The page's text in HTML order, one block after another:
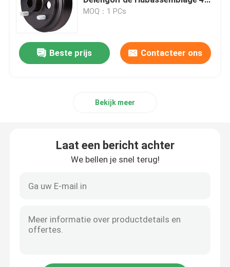
golfkar
Elektrogolfkar
Het Stootkussengloed van de golfkar
De Straatbanden van de golfkar
Golf Elektrische Motor Met fouten
Handvatgas 21807G1
MOQ：1 PCs
Beste prijs Contacteer ons
Bekijk meer
Laat een bericht achter
We bellen je snel terug!